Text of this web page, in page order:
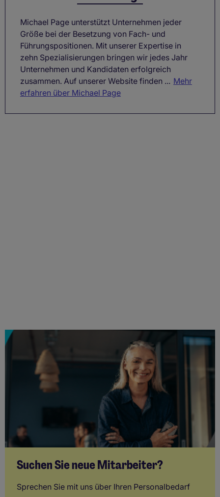
Michael Page unterstützt Unternehmen jeder
Größe bei der Besetzung von Fach- und
Führungspositionen. Mit unserer Expertise in
zehn Spezialisierungen bringen wir jedes Jahr
Unternehmen und Kandidaten erfolgreich
zusammen. Auf unserer Website finden ... Mehr
erfahren über Michael Page
Suchen Sie neue Mitarbeiter?
Sprechen Sie mit uns über Ihren Personalbedarf